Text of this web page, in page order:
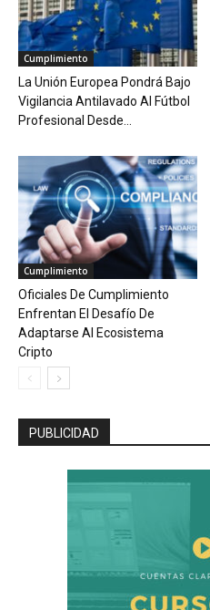
Cumplimiento
La Unión Europea Pondrá Bajo
Vigilancia Antilavado Al Fútbol
Profesional Desde...
Cumplimiento
Oficiales De Cumplimiento
Enfrentan El Desafío De
Adaptarse Al Ecosistema
Cripto
PUBLICIDAD